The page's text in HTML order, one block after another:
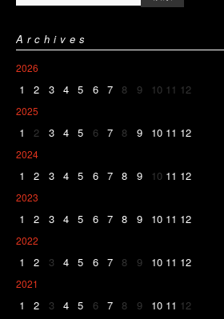
Archives
2026
1 2 3 4 5 6 7 8 9 10 11 12
2025
1 2 3 4 5 6 7 8 9 10 11 12
2024
1 2 3 4 5 6 7 8 9 10 11 12
2023
1 2 3 4 5 6 7 8 9 10 11 12
2022
1 2 3 4 5 6 7 8 9 10 11 12
2021
1 2 3 4 5 6 7 8 9 10 11 12